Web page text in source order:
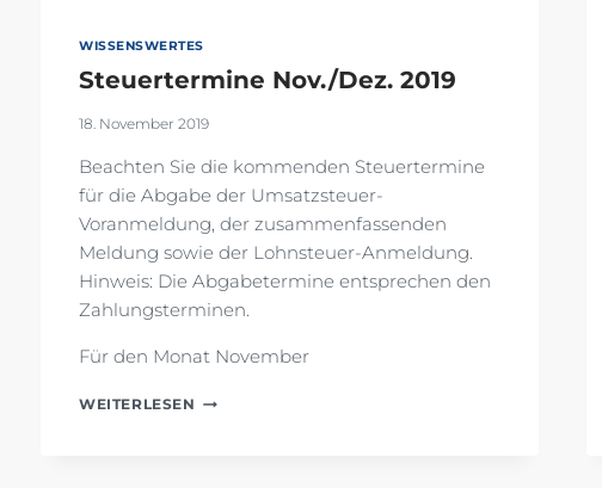
WISSENSWERTES
Steuertermine Nov./Dez. 2019
18. November 2019
Beachten Sie die kommenden Steuertermine
für die Abgabe der Umsatzsteuer-
Voranmeldung, der zusammenfassenden
Meldung sowie der Lohnsteuer-Anmeldung.
Hinweis: Die Abgabetermine entsprechen den
Zahlungsterminen.
Für den Monat November
WEITERLESEN STEUERTERMINE